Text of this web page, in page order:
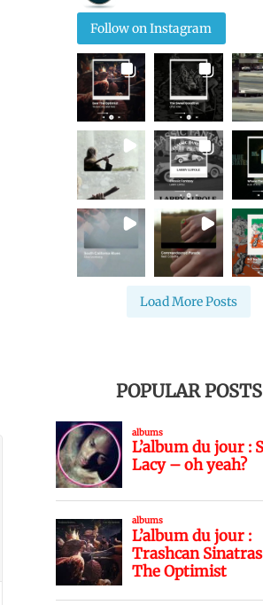
Follow on Instagram
Load More Posts
POPULAR POSTS